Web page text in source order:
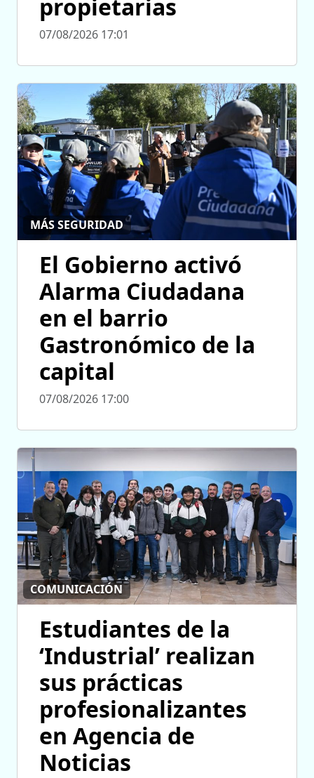
propietarias
07/08/2026 17:01
MÁS SEGURIDAD
El Gobierno activó
Alarma Ciudadana
en el barrio
Gastronómico de la
capital
07/08/2026 17:00
COMUNICACIÓN
Estudiantes de la
‘Industrial’ realizan
sus prácticas
profesionalizantes
en Agencia de
Noticias